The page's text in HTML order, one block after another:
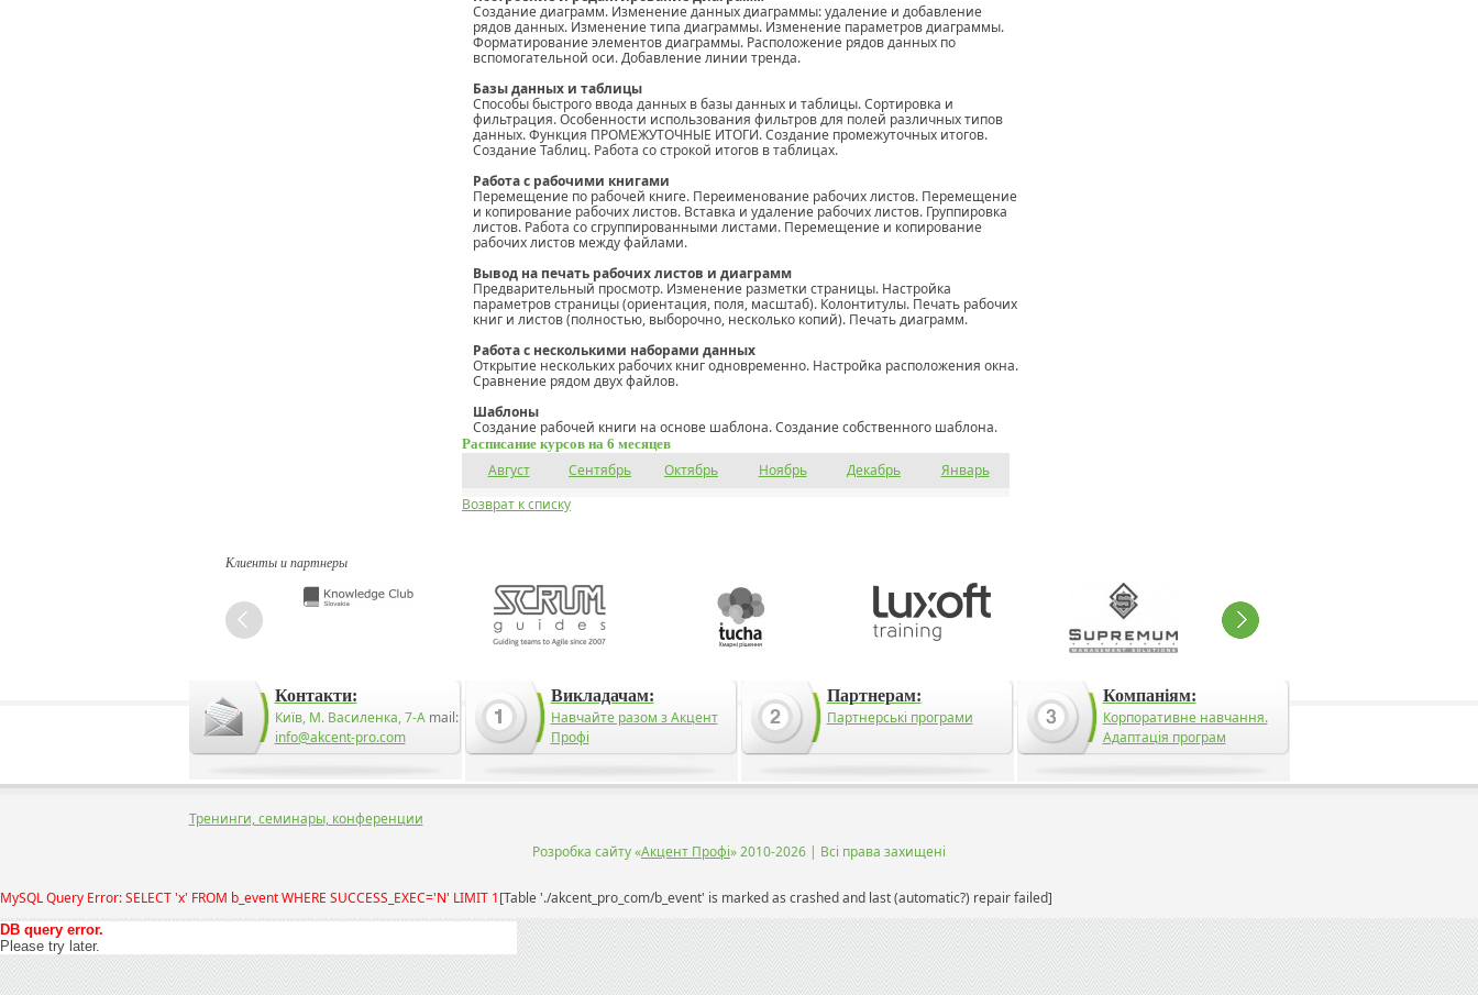
Создание диаграмм. Изменение данных диаграммы: удаление и добавление
рядов данных. Изменение типа диаграммы. Изменение параметров диаграммы.
Форматирование элементов диаграммы. Расположение рядов данных по
вспомогательной оси. Добавление линии тренда.
Базы данных и таблицы
Способы быстрого ввода данных в базы данных и таблицы. Сортировка и
фильтрация. Особенности использования фильтров для полей различных типов
данных. Функция ПРОМЕЖУТОЧНЫЕ ИТОГИ. Создание промежуточных итогов.
Создание Таблиц. Работа со строкой итогов в таблицах.
Работа с рабочими книгами
Перемещение по рабочей книге. Переименование рабочих листов. Перемещение
и копирование рабочих листов. Вставка и удаление рабочих листов. Группировка
листов. Работа со сгруппированными листами. Перемещение и копирование
рабочих листов между файлами.
Вывод на печать рабочих листов и диаграмм
Предварительный просмотр. Изменение разметки страницы. Настройка
параметров страницы (ориентация, поля, масштаб). Колонтитулы. Печать рабочих
книг и листов (полностью, выборочно, несколько копий). Печать диаграмм.
Работа с несколькими наборами данных
Открытие нескольких рабочих книг одновременно. Настройка расположения окна.
Сравнение рядом двух файлов.
Шаблоны
Создание рабочей книги на основе шаблона. Создание собственного шаблона.
Расписание курсов на 6 месяцев
Август Сентябрь Октябрь Ноябрь Декабрь
Январь
Возврат к списку
Клиенты и партнеры
Контакти:
Київ, М. Василенка, 7-Аmail:
info@akcent-pro.com
Викладачам:
Навчайте разом з Акцент
Профі
Партнерам:
Партнерські програми
Компаніям:
Корпоративне навчання.
Адаптація програм
Розробка сайту «Акцент Профі» 2010-2026 | Всі права захищені
Тренинги, семинары, конференции
MySQL Query Error: SELECT 'x' FROM b_event WHERE SUCCESS_EXEC='N' LIMIT 1[Table './akcent_pro_com/b_event' is marked as crashed and last (automatic?) repair failed]
DB query error.
Please try later.